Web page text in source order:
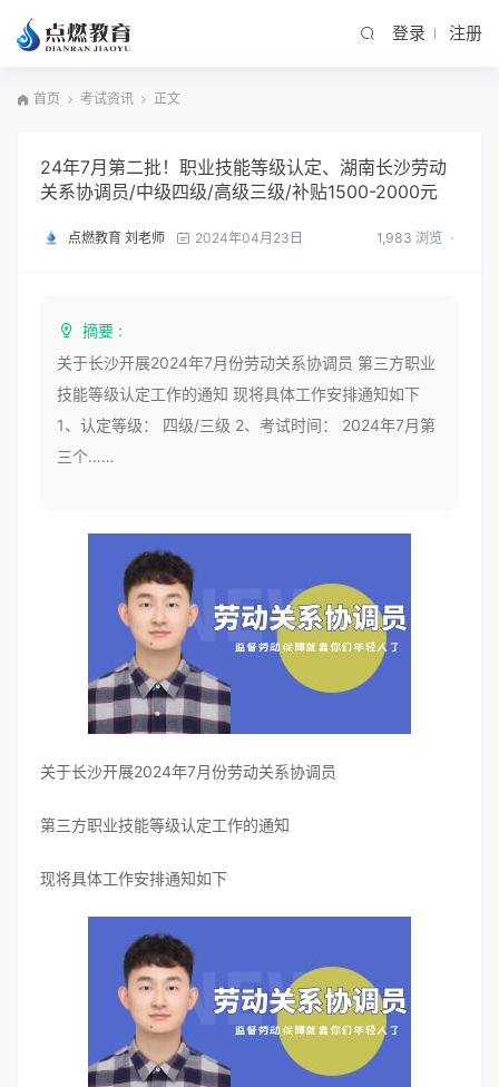
登录 注册
首页 考试资讯 正文
24年7月第二批！职业技能等级认定、湖南长沙劳动
关系协调员/中级四级/高级三级/补贴1500-2000元
点燃教育 刘老师 2024年04月23日 1,983 浏览
摘要 :
关于长沙开展2024年7月份劳动关系协调员 第三方职业
技能等级认定工作的通知 现将具体工作安排通知如下
1、认定等级： 四级/三级 2、考试时间： 2024年7月第
三个……
关于长沙开展2024年7月份劳动关系协调员
第三方职业技能等级认定工作的通知
现将具体工作安排通知如下